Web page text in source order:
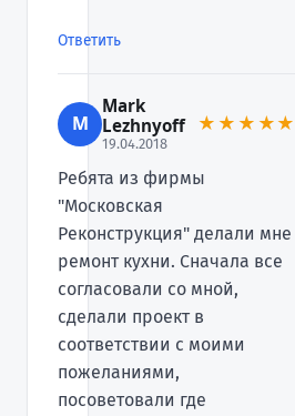
Ответить
M
Mark
Lezhnyoff
19.04.2018
★★★★★
Ребята из фирмы
"Московская
Реконструкция" делали мне
ремонт кухни. Сначала все
согласовали со мной,
сделали проект в
соответствии с моими
пожеланиями,
посоветовали где